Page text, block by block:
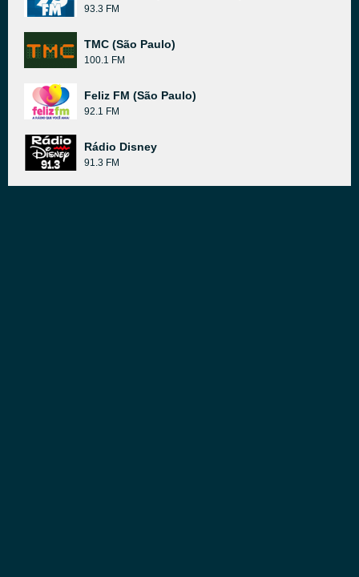
93.3 FM
TMC (São Paulo)
100.1 FM
Feliz FM (São Paulo)
92.1 FM
Rádio Disney
91.3 FM